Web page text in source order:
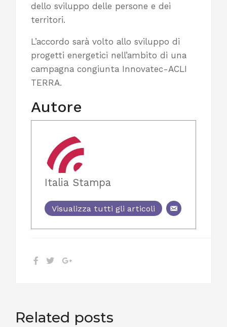
dello sviluppo delle persone e dei
territori.
L’accordo sarà volto allo sviluppo di
progetti energetici nell’ambito di una
campagna congiunta Innovatec-ACLI
TERRA.
Autore
Italia Stampa
Visualizza tutti gli articoli
Related posts